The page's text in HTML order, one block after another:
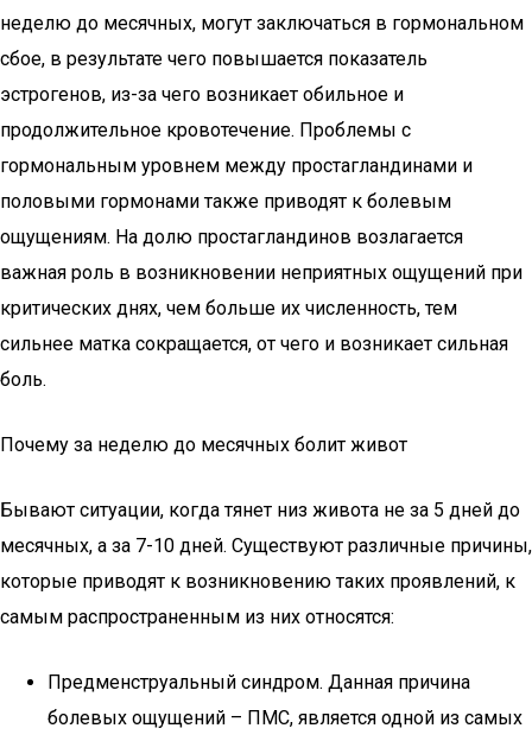
неделю до месячных, могут заключаться в гормональном
сбое, в результате чего повышается показатель
эстрогенов, из-за чего возникает обильное и
продолжительное кровотечение. Проблемы с
гормональным уровнем между простагландинами и
половыми гормонами также приводят к болевым
ощущениям. На долю простагландинов возлагается
важная роль в возникновении неприятных ощущений при
критических днях, чем больше их численность, тем
сильнее матка сокращается, от чего и возникает сильная
боль.
Почему за неделю до месячных болит живот
Бывают ситуации, когда тянет низ живота не за 5 дней до
месячных, а за 7-10 дней. Существуют различные причины,
которые приводят к возникновению таких проявлений, к
самым распространенным из них относятся:
Предменструальный синдром. Данная причина
болевых ощущений – ПМС, является одной из самых